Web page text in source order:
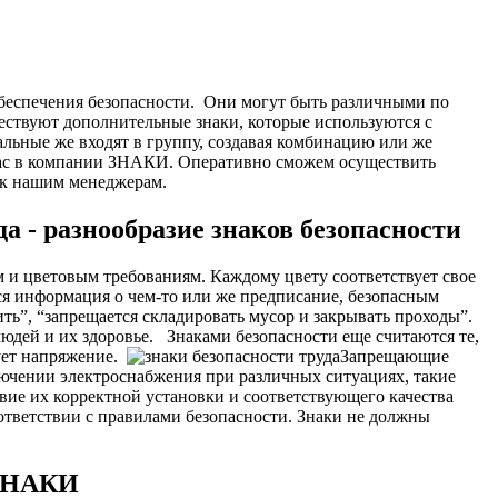
безопасности. Они могут быть различными по
дополнительные знаки, которые используются с
же входят в группу, создавая комбинацию или же
в компании ЗНАКИ. Оперативно сможем осуществить
к нашим менеджерам.
разнообразие знаков безопасности
цветовым требованиям. Каждому цвету соответствует свое
информация о чем-то или же предписание, безопасным
“запрещается складировать мусор и закрывать проходы”.
и их здоровье.
Знаками безопасности еще считаются те,
напряжение.
Запрещающие
электроснабжения при различных ситуациях, такие
их корректной установки и соответствующего качества
с правилами безопасности. Знаки не должны